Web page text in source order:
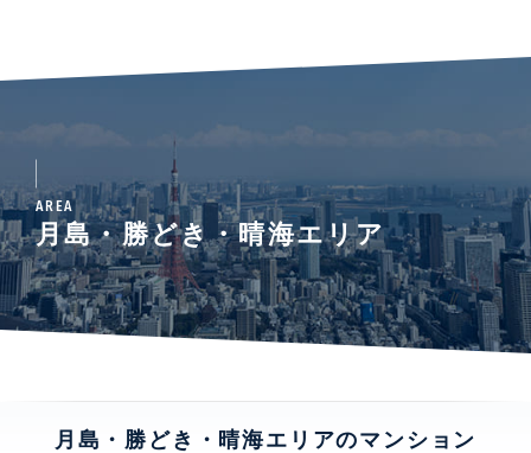
AREA
月島・勝どき・晴海エリア
月島・勝どき・晴海エリアのマンション